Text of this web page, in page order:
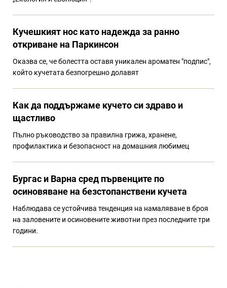
Кучешкият нос като надежда за ранно
откриване на Паркинсон
Оказва се, че болестта оставя уникален ароматен "подпис",
който кучетата безпогрешно долавят
Как да поддържаме кучето си здраво и
щастливо
Пълно ръководство за правилна грижа, хранене,
профилактика и безопасност на домашния любимец
Бургас и Варна сред първенците по
осиновяване на безстопанствени кучета
Наблюдава се устойчива тенденция на намаляване в броя
на заловените и осиновените животни през последните три
години.